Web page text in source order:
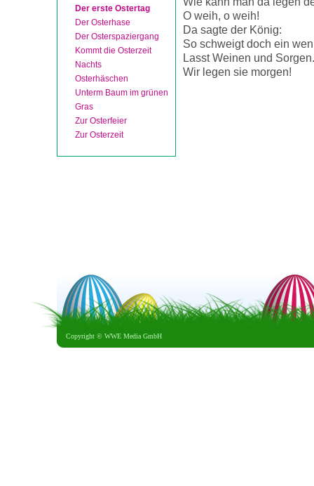
Der erste Ostertag
Der Osterhase
Der Osterspaziergang
Kommt die Osterzeit
Nachts
Osterhäschen
Unterm Baum im grünen
Gras
Zur Osterfeier
Zur Osterzeit
O weih, o weih!
Da sagte der König:
So schweigt doch ein
Lasst Weinen und Sorgen.
Wir legen sie morgen!
Copyright © WWE Media GmbH